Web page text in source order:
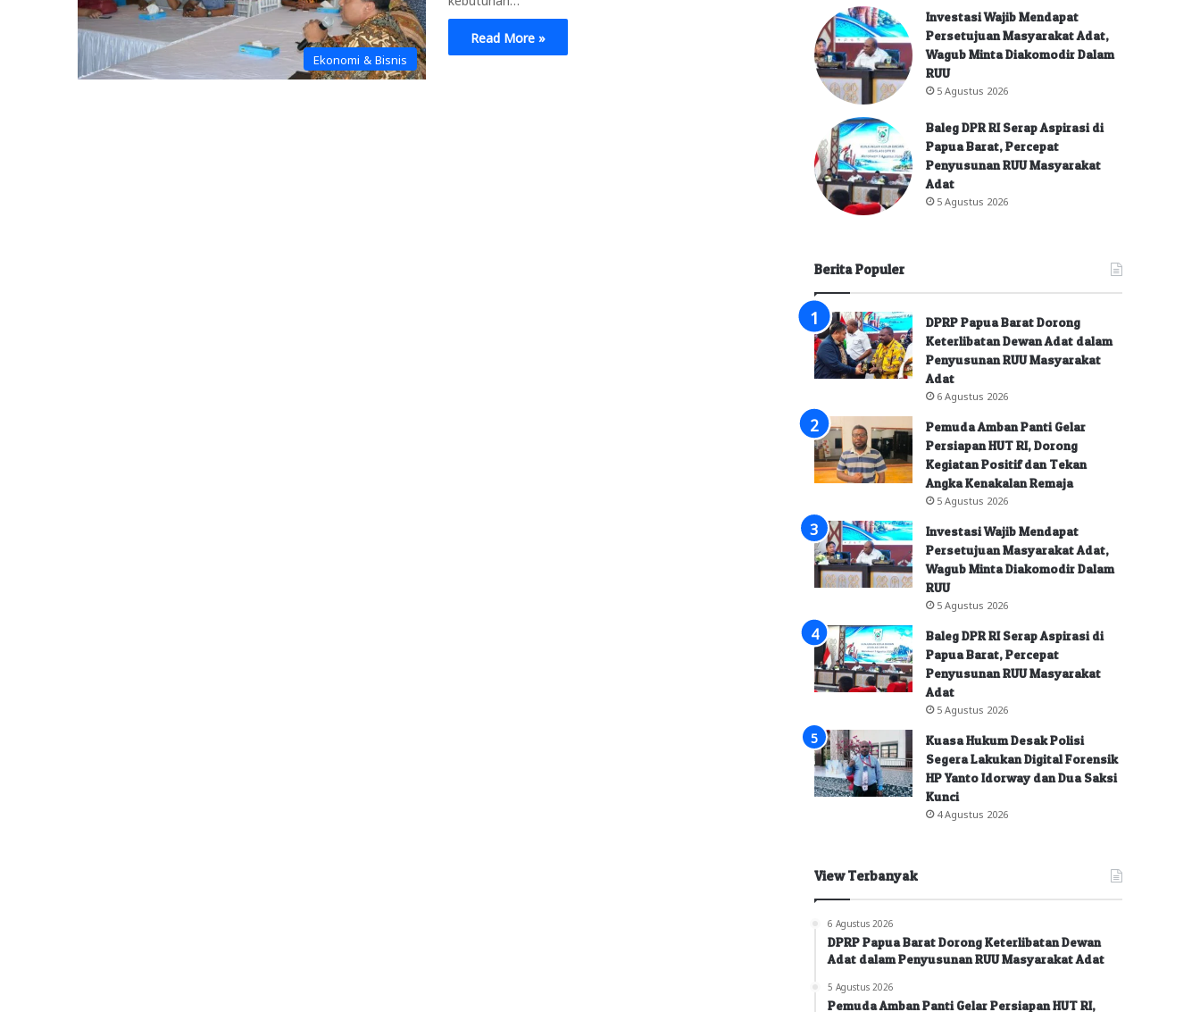
Ekonomi & Bisnis
Read More »
Investasi Wajib Mendapat
Persetujuan Masyarakat Adat,
Wagub Minta Diakomodir Dalam
RUU
5 Agustus 2026
Baleg DPR RI Serap Aspirasi di
Papua Barat, Percepat
Penyusunan RUU Masyarakat
Adat
5 Agustus 2026
Berita Populer
DPRP Papua Barat Dorong
Keterlibatan Dewan Adat dalam
Penyusunan RUU Masyarakat
Adat
6 Agustus 2026
Pemuda Amban Panti Gelar
Persiapan HUT RI, Dorong
Kegiatan Positif dan Tekan
Angka Kenakalan Remaja
5 Agustus 2026
Investasi Wajib Mendapat
Persetujuan Masyarakat Adat,
Wagub Minta Diakomodir Dalam
RUU
5 Agustus 2026
Baleg DPR RI Serap Aspirasi di
Papua Barat, Percepat
Penyusunan RUU Masyarakat
Adat
5 Agustus 2026
Kuasa Hukum Desak Polisi
Segera Lakukan Digital Forensik
HP Yanto Idorway dan Dua Saksi
Kunci
4 Agustus 2026
View Terbanyak
6 Agustus 2026
DPRP Papua Barat Dorong Keterlibatan Dewan
Adat dalam Penyusunan RUU Masyarakat Adat
5 Agustus 2026
Pemuda Amban Panti Gelar Persiapan HUT RI,